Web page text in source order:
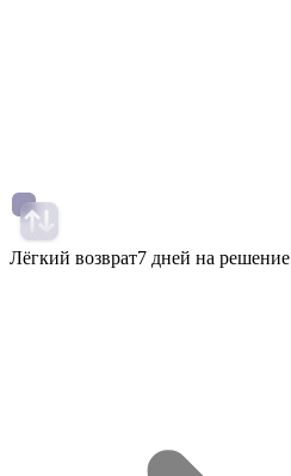
Лёгкий возврат7 дней на решение